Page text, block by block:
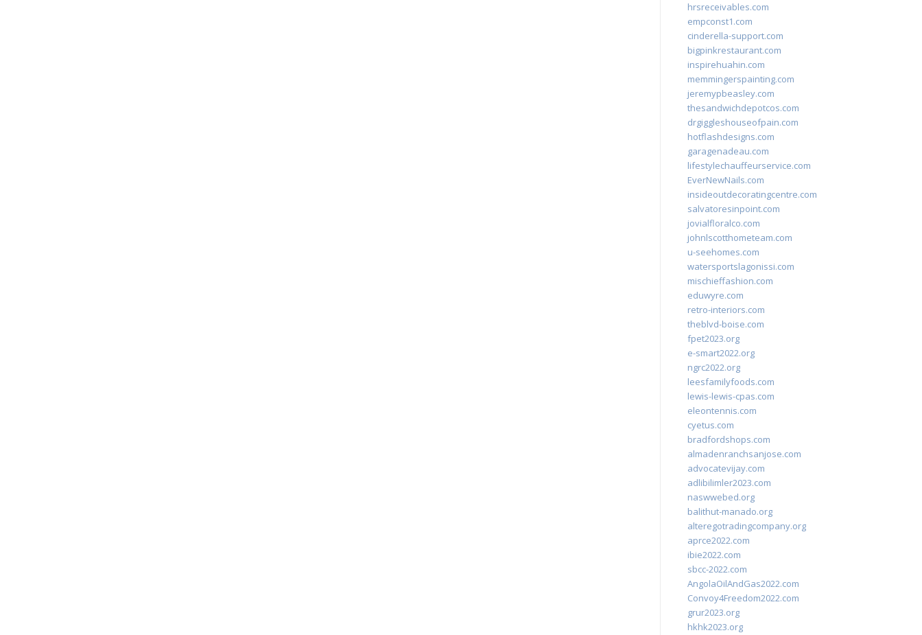
hrsreceivables.com
empconst1.com
cinderella-support.com
bigpinkrestaurant.com
inspirehuahin.com
memmingerspainting.com
jeremypbeasley.com
thesandwichdepotcos.com
drgiggleshouseofpain.com
hotflashdesigns.com
garagenadeau.com
lifestylechauffeurservice.com
EverNewNails.com
insideoutdecoratingcentre.com
salvatoresinpoint.com
jovialfloralco.com
johnlscotthometeam.com
u-seehomes.com
watersportslagonissi.com
mischieffashion.com
eduwyre.com
retro-interiors.com
theblvd-boise.com
fpet2023.org
e-smart2022.org
ngrc2022.org
leesfamilyfoods.com
lewis-lewis-cpas.com
eleontennis.com
cyetus.com
bradfordshops.com
almadenranchsanjose.com
advocatevijay.com
adlibilimler2023.com
naswwebed.org
balithut-manado.org
alteregotradingcompany.org
aprce2022.com
ibie2022.com
sbcc-2022.com
AngolaOilAndGas2022.com
Convoy4Freedom2022.com
grur2023.org
hkhk2023.org